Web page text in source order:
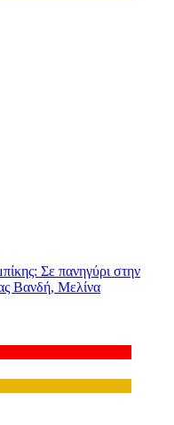
Σε πανηγύρι στην
Βανδή, Μελίνα